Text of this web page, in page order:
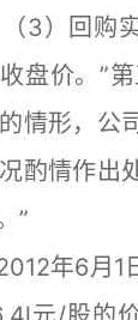
3）回购
盘价。”
情形，公
酌情作出
”
年6月1